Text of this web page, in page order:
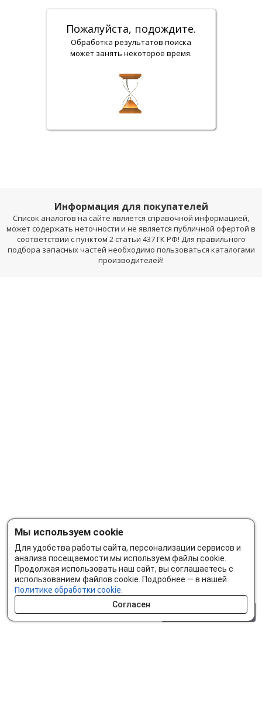
Пожалуйста, подождите.
Обработка результатов поиска
может занять некоторое время.
Информация для покупателей
Список аналогов на сайте является справочной информацией,
может содержать неточности и не является публичной офертой в
соответствии с пунктом 2 статьи 437 ГК РФ! Для правильного
подбора запасных частей необходимо пользоваться каталогами
производителей!
Мы используем cookie
Для удобства работы сайта, персонализации сервисов и
анализа посещаемости мы используем файлы cookie.
Продолжая использовать наш сайт, вы соглашаетесь с
использованием файлов cookie. Подробнее — в нашей
Политике обработки cookie.
Согласен